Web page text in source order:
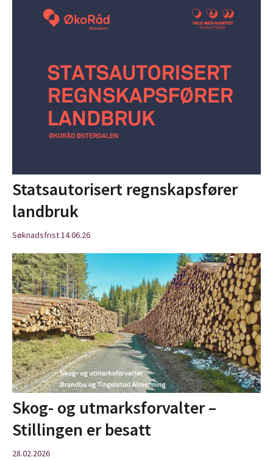
Statsautorisert regnskapsfører
landbruk
Søknadsfrist 14.06.26
Skog- og utmarksforvalter –
Stillingen er besatt
28.02.2026